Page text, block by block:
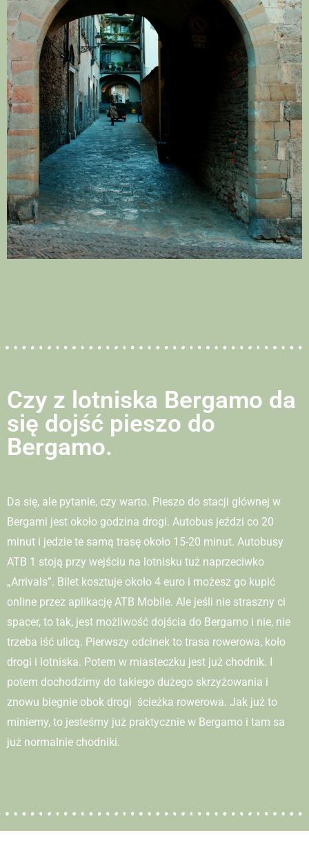
Czy z lotniska Bergamo da
się dojść pieszo do
Bergamo.
Da się, ale pytanie, czy warto. Pieszo do stacji głównej w
Bergami jest około godzina drogi. Autobus jeździ co 20
minut i jedzie te samą trasę około 15-20 minut. Autobusy
ATB 1 stoją przy wejściu na lotnisku tuż naprzeciwko
„Arrivals”. Bilet kosztuje około 4 euro i możesz go kupić
online przez aplikację ATB Mobile. Ale jeśli nie straszny ci
spacer, to tak, jest możliwość dojścia do Bergamo i nie, nie
trzeba iść ulicą. Pierwszy odcinek to trasa rowerowa, koło
drogi i lotniska. Potem w miasteczku jest już chodnik. I
potem dochodzimy do takiego dużego skrzyżowania i
znowu biegnie obok drogi ścieżka rowerowa. Jak już to
miniemy, to jesteśmy już praktycznie w Bergamo i tam sa
już normalnie chodniki.